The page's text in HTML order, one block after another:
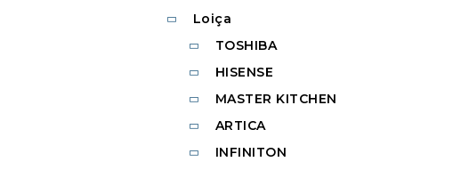
Loiça
TOSHIBA
HISENSE
MASTER KITCHEN
ARTICA
INFINITON